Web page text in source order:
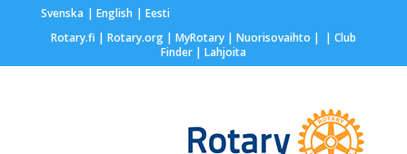
Svenska English
Eesti
Rotary.fi | Rotary.org| MyRotary | Nuorisovaihto | | Club
Finder| Lahjoita